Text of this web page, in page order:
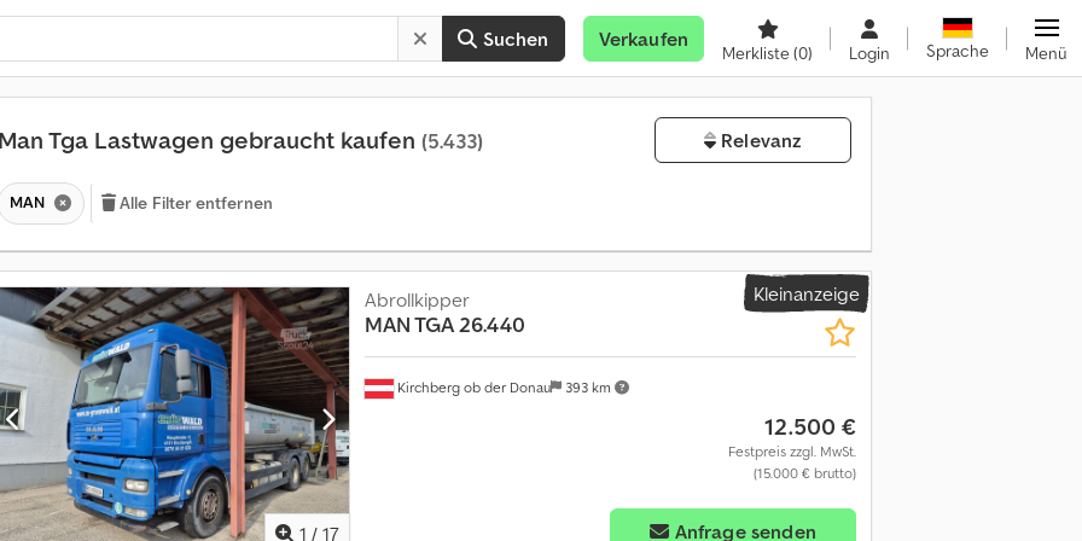
Suchen Verkaufen
Merkliste(0) Login Sprache Menü
Man Tga Lastwagen gebraucht kaufen (5.433) Relevanz
MAN Alle Filter entfernen
Kleinanzeige
1 / 17
Kirchberg ob der Donau 393 km
Abrollkipper
MAN TGA26.440
12.500 €
Festpreis zzgl. MwSt.
(15.000 € brutto)
Anfrage senden